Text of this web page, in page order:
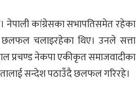
नेपाली कांग्रेसका सभापतिसमेत रहेका
छलफल चलाइरहेका थिए। उनले सत्ता
प्रचण्ड नेकपा एकीकृत समाजवादीका
सन्देश पठाउँदै छलफल गरिरहे।